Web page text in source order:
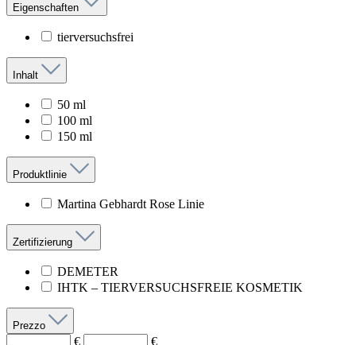
Eigenschaften
tierversuchsfrei
Inhalt
50 ml
100 ml
150 ml
Produktlinie
Martina Gebhardt Rose Linie
Zertifizierung
DEMETER
IHTK – TIERVERSUCHSFREIE KOSMETIK
Prezzo
€ €